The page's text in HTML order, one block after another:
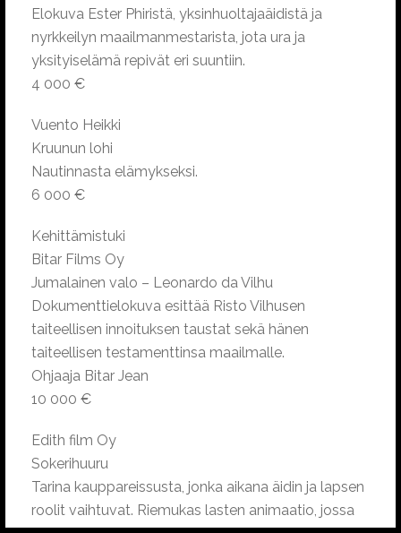
Elokuva Ester Phiristä, yksinhuoltajaäidistä ja
nyrkkeilyn maailmanmestarista, jota ura ja
yksityiselämä repivät eri suuntiin.
4 000 €
Vuento Heikki
Kruunun lohi
Nautinnasta elämykseksi.
6 000 €
Kehittämistuki
Bitar Films Oy
Jumalainen valo – Leonardo da Vilhu
Dokumenttielokuva esittää Risto Vilhusen
taiteellisen innoituksen taustat sekä hänen
taiteellisen testamenttinsa maailmalle.
Ohjaaja Bitar Jean
10 000 €
Edith film Oy
Sokerihuuru
Tarina kauppareissusta, jonka aikana äidin ja lapsen
roolit vaihtuvat. Riemukas lasten animaatio, jossa